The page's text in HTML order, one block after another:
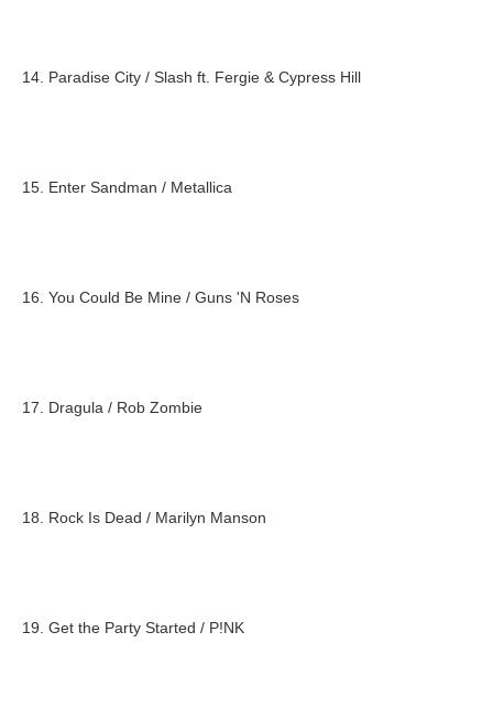
14. Paradise City / Slash ft. Fergie & Cypress Hill
15. Enter Sandman / Metallica
16. You Could Be Mine / Guns 'N Roses
17. Dragula / Rob Zombie
18. Rock Is Dead / Marilyn Manson
19. Get the Party Started / P!NK